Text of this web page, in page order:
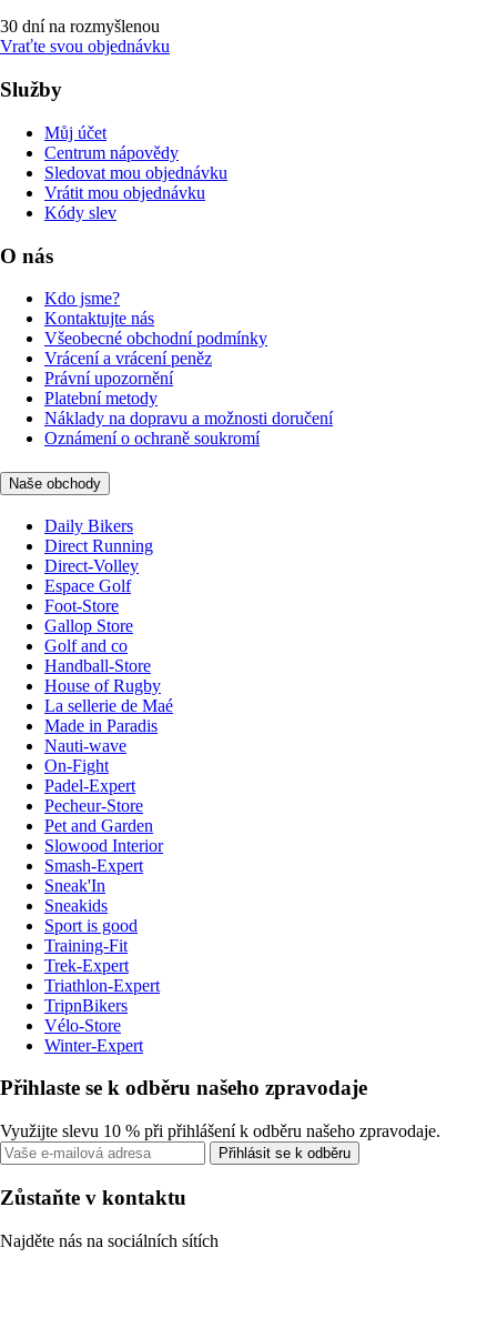
30 dní na rozmyšlenou
Vraťte svou objednávku
Služby
Můj účet
Centrum nápovědy
Sledovat mou objednávku
Vrátit mou objednávku
Kódy slev
O nás
Kdo jsme?
Kontaktujte nás
Všeobecné obchodní podmínky
Vrácení a vrácení peněz
Právní upozornění
Platební metody
Náklady na dopravu a možnosti doručení
Oznámení o ochraně soukromí
Naše obchody
Daily Bikers
Direct Running
Direct-Volley
Espace Golf
Foot-Store
Gallop Store
Golf and co
Handball-Store
House of Rugby
La sellerie de Maé
Made in Paradis
Nauti-wave
On-Fight
Padel-Expert
Pecheur-Store
Pet and Garden
Slowood Interior
Smash-Expert
Sneak'In
Sneakids
Sport is good
Training-Fit
Trek-Expert
Triathlon-Expert
TripnBikers
Vélo-Store
Winter-Expert
Přihlaste se k odběru našeho zpravodaje
Využijte slevu 10 % při přihlášení k odběru našeho zpravodaje.
Přihlásit se k odběru
Zůstaňte v kontaktu
Najděte nás na sociálních sítích